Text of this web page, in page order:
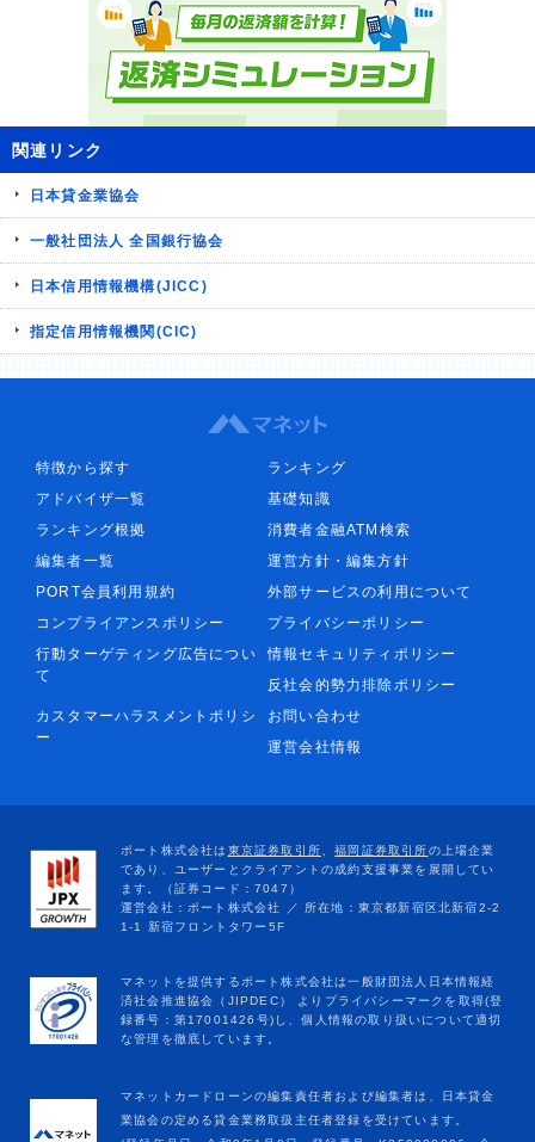
関連リンク
日本貸金業協会
一般社団法人 全国銀行協会
日本信用情報機構(JICC)
指定信用情報機関(CIC)
特徴から探す
ランキング
アドバイザ一覧
基礎知識
ランキング根拠
消費者金融ATM検索
編集者一覧
運営方針・編集方針
PORT会員利用規約
外部サービスの利用について
コンプライアンスポリシー
プライバシーポリシー
行動ターゲティング広告につい
て
情報セキュリティポリシー
反社会的勢力排除ポリシー
カスタマーハラスメントポリシ
ー
お問い合わせ
運営会社情報
マネットカードローンの編集責任者および編集者は、日本貸金
業協会の定める貸金業務取扱主任者登録を受けています。